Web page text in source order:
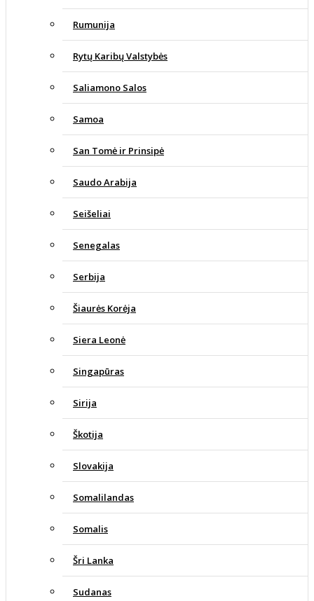
Rumunija
Rytų Karibų Valstybės
Saliamono Salos
Samoa
San Tomė ir Prinsipė
Saudo Arabija
Seišeliai
Senegalas
Serbija
Šiaurės Korėja
Siera Leonė
Singapūras
Sirija
Škotija
Slovakija
Somalilandas
Somalis
Šri Lanka
Sudanas